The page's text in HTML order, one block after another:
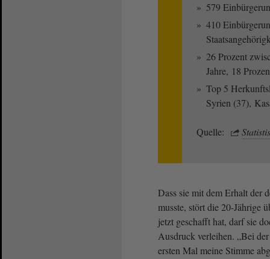
579
410
26 Prozent
Jahre, 18
Top 5
Syrien (37),
Quelle:
Dass sie mit dem Erhalt der
musste, stört die 20-Jährige
jetzt geschafft hat, darf sie
Ausdruck verleihen. „Bei
ersten Mal meine Stimme